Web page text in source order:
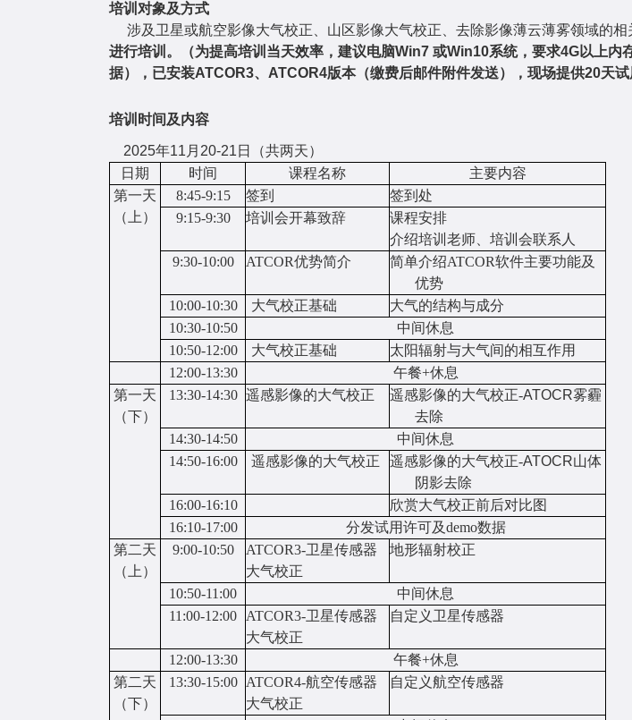
培训对象及方式
涉及卫星或航空影像大气校正、山区影像大气校正、去除影像薄云薄雾领域的相
进行培训。（为提高培训当天效率，建议电脑Win7 或Win10系统，要求4G以上内
据），已安装ATCOR3、 ATCOR4版本（缴费后邮件附件发送），现场提供20天
培训时间及内容
2025年11月20-21日（共两天）
日期
时间 课程名称
主要内容
第一天
（上 ）
8:45-9:15 签到
签到处
9:15-9:30 培训会开幕致辞
课程安排
介绍培训 老师、 培训会联系人
9:30-10:00 ATCOR优势简介 简单介绍ATCOR软件主要功能及
优势
10:00-10:30 大气校正基础
大气的结构与成分
10:30-10:50 中间休息
10:50-12:00 大气校正基础
太阳辐射与大气间的相互作用
12:00-13:30 午餐+休息
第一天
（下）
13:30-14:30 遥感影像的大气校正 遥感影像的大气校正-ATOCR雾霾
去除
14:30-14:50
中间休息
14:50-16:00 遥感影像的大气校正 遥感影像的大气校正-ATOCR山体
阴影去除
16:00-16:10 欣赏大气校正前后对比图
16:10-17:00 分发试用许可及demo数据
第二天
（ 上 ）
9:00-10:50 ATCOR3-卫星传感器
大气校正
地形辐射校正
10:50-11 :00 中间休息
11 :00-12:00 ATCOR3-卫星传感器
大气校正
自定义卫星传感器
12:00-13:30 午餐+休息
第二天
（下）
13:30-15:00 ATCOR4-航空传感器
大气校正
自定义航空传感器